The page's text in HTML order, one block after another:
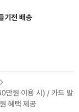
기전 배송
만원 이용 시) / 카드 발
혜택 제공